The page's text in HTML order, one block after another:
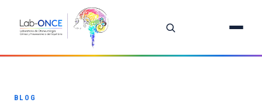
Investigación
BLOG